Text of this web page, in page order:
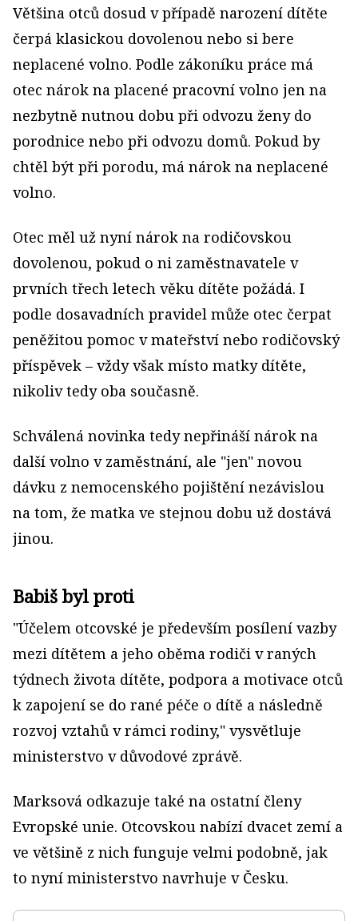
Většina otců dosud v případě narození dítěte
čerpá klasickou dovolenou nebo si bere
neplacené volno. Podle zákoníku práce má
otec nárok na placené pracovní volno jen na
nezbytně nutnou dobu při odvozu ženy do
porodnice nebo při odvozu domů. Pokud by
chtěl být při porodu, má nárok na neplacené
volno.
Otec měl už nyní nárok na rodičovskou
dovolenou, pokud o ni zaměstnavatele v
prvních třech letech věku dítěte požádá. I
podle dosavadních pravidel může otec čerpat
peněžitou pomoc v mateřství nebo rodičovský
příspěvek – vždy však místo matky dítěte,
nikoliv tedy oba současně.
Schválená novinka tedy nepřináší nárok na
další volno v zaměstnání, ale "jen" novou
dávku z nemocenského pojištění nezávislou
na tom, že matka ve stejnou dobu už dostává
jinou.
Babiš byl proti
"Účelem otcovské je především posílení vazby
mezi dítětem a jeho oběma rodiči v raných
týdnech života dítěte, podpora a motivace otců
k zapojení se do rané péče o dítě a následně
rozvoj vztahů v rámci rodiny," vysvětluje
ministerstvo v důvodové zprávě.
Marksová odkazuje také na ostatní členy
Evropské unie. Otcovskou nabízí dvacet zemí a
ve většině z nich funguje velmi podobně, jak
to nyní ministerstvo navrhuje v Česku.